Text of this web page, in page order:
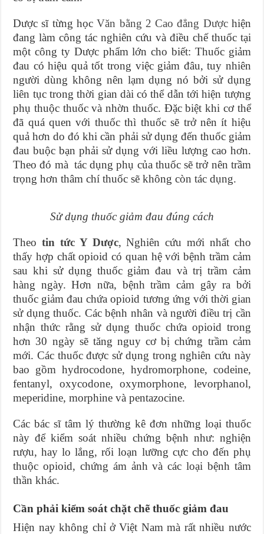
Dược sĩ từng họcVăn bằng 2 Cao đẳng Dượchiện
đang làm công tác nghiên cứu và điều chế thuốc tại
một công ty Dược phẩm lớn cho biết: Thuốc giảm
đau có hiệu quả tốt trong việc giảm đâu, tuy nhiên
người dùng không nên lạm dụng nó bởi sử dụng
liên tục trong thời gian dài có thể dẫn tới hiện tượng
phụ thuộc thuốc và nhờn thuốc. Đặc biệt khi cơ thể
đã quá quen với thuốc thì thuốc sẽ trở nên ít hiệu
quả hơn do đó khi cần phải sử dụng đến thuốc giảm
đau buộc bạn phải sử dụng với liều lượng cao hơn.
Theo đó mà tác dụng phụ của thuốc sẽ trở nên trầm
trọng hơn thâm chí thuốc sẽ không còn tác dụng.
Sử dụng thuốc giảm đau đúng cách
Theotin tức Y Dược, Nghiên cứu mới nhất cho
thấy hợp chất opioid có quan hệ với bệnh trầm cảm
sau khi sử dụng thuốc giảm đau và trị trầm cảm
hàng ngày. Hơn nữa, bệnh trầm cảm gây ra bởi
thuốc giảm đau chứa opioid tương ứng với thời gian
sử dụng thuốc. Các bệnh nhân và người điều trị cần
nhận thức rằng sử dụng thuốc chứa opioid trong
hơn 30 ngày sẽ tăng nguy cơ bị chứng trầm cảm
mới. Các thuốc được sử dụng trong nghiên cứu này
bao gồm hydrocodone, hydromorphone, codeine,
fentanyl, oxycodone, oxymorphone, levorphanol,
meperidine, morphine và pentazocine.
Các bác sĩ tâm lý thường kê đơn những loại thuốc
này để kiểm soát nhiều chứng bệnh như: nghiện
rượu, hay lo lắng, rối loạn lưỡng cực cho đến phụ
thuộc opioid, chứng ám ảnh và các loại bệnh tâm
thần khác.
Cần phải kiểm soát chặt chẽ thuốc giảm đau
Hiện nay không chỉ ở Việt Nam mà rất nhiều nước